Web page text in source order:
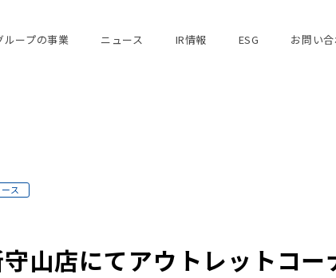
ループの事業 ニュース IR情報 ESG お問い
ス
山店にてアウトレットコ